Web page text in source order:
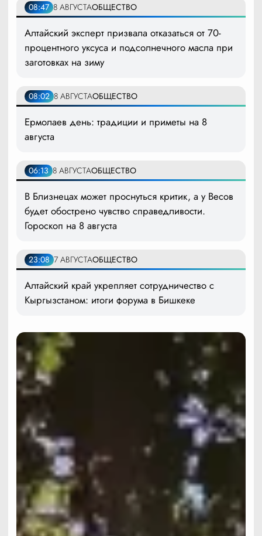
08:47 8 АВГУСТАОБЩЕСТВО
Алтайский эксперт призвала отказаться от 70-
процентного уксуса и подсолнечного масла при
заготовках на зиму
08:02 8 АВГУСТАОБЩЕСТВО
Ермолаев день: традиции и приметы на 8
августа
06:13 8 АВГУСТАОБЩЕСТВО
В Близнецах может проснуться критик, а у Весов
будет обострено чувство справедливости.
Гороскоп на 8 августа
23:08 7 АВГУСТАОБЩЕСТВО
Алтайский край укрепляет сотрудничество с
Кыргызстаном: итоги форума в Бишкеке